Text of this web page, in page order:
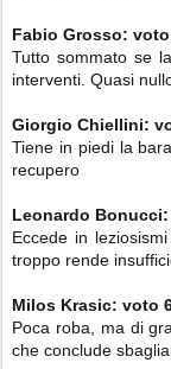
Fabio Grosso: voto
Tutto sommato se
interventi. Quasi
Giorgio Chiellini:
Tiene in piedi la
recupero
Leonardo Bonucci:
Eccede in
troppo rende
Milos Krasic: voto
Poca roba, ma di
che conclude